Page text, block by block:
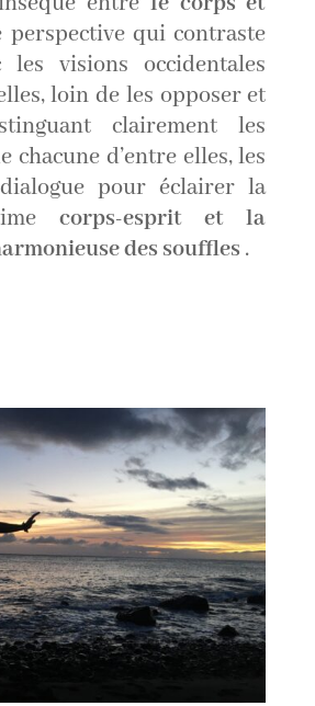
qui contraste
les visions occidentales
loin de les opposer et
clairement les
chacune d’entre elles, les
pour éclairer la
corps-esprit et la
des souffles .